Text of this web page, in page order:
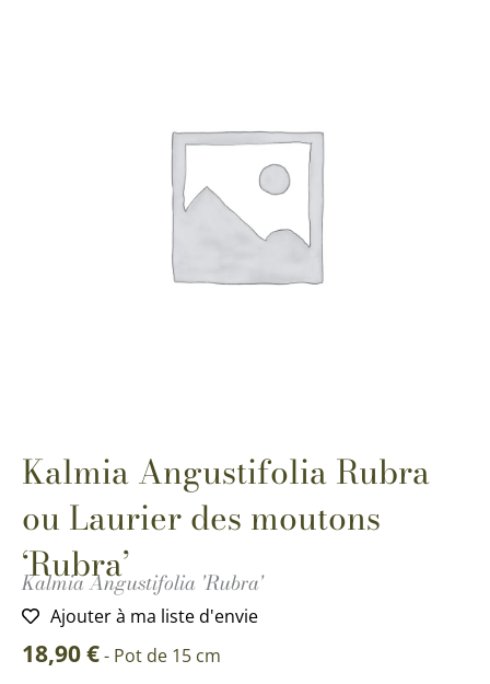
Kalmia Angustifolia Rubra
ou Laurier des moutons
‘Rubra’
Kalmia Angustifolia 'Rubra'
Ajouter à ma liste d'envie
18,90€- Pot de 15 cm